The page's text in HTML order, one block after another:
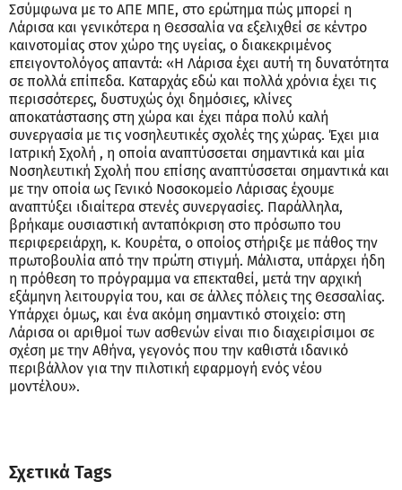
Σσύμφωνα με το ΑΠΕ ΜΠΕ, στο ερώτημα πώς μπορεί η
Λάρισα και γενικότερα η Θεσσαλία να εξελιχθεί σε κέντρο
καινοτομίας στον χώρο της υγείας, ο διακεκριμένος
επειγοντολόγος απαντά: «Η Λάρισα έχει αυτή τη δυνατότητα
σε πολλά επίπεδα. Καταρχάς εδώ και πολλά χρόνια έχει τις
περισσότερες, δυστυχώς όχι δημόσιες, κλίνες
αποκατάστασης στη χώρα και έχει πάρα πολύ καλή
συνεργασία με τις νοσηλευτικές σχολές της χώρας. Έχει μια
Ιατρική Σχολή , η οποία αναπτύσσεται σημαντικά και μία
Νοσηλευτική Σχολή που επίσης αναπτύσσεται σημαντικά και
με την οποία ως Γενικό Νοσοκομείο Λάρισας έχουμε
αναπτύξει ιδιαίτερα στενές συνεργασίες. Παράλληλα,
βρήκαμε ουσιαστική ανταπόκριση στο πρόσωπο του
περιφερειάρχη, κ. Κουρέτα, ο οποίος στήριξε με πάθος την
πρωτοβουλία από την πρώτη στιγμή. Μάλιστα, υπάρχει ήδη
η πρόθεση το πρόγραμμα να επεκταθεί, μετά την αρχική
εξάμηνη λειτουργία του, και σε άλλες πόλεις της Θεσσαλίας.
Υπάρχει όμως, και ένα ακόμη σημαντικό στοιχείο: στη
Λάρισα οι αριθμοί των ασθενών είναι πιο διαχειρίσιμοι σε
σχέση με την Αθήνα, γεγονός που την καθιστά ιδανικό
περιβάλλον για την πιλοτική εφαρμογή ενός νέου
μοντέλου».
Σχετικά Tags